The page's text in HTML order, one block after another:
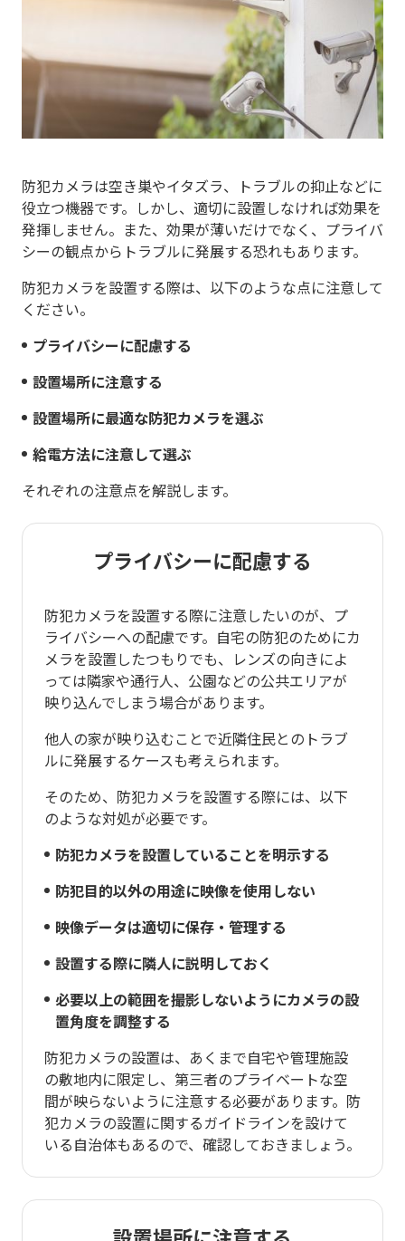
防犯カメラは空き巣やイタズラ、トラブルの抑止などに
役立つ機器です。しかし、適切に設置しなければ効果を
発揮しません。また、効果が薄いだけでなく、プライバ
シーの観点からトラブルに発展する恐れもあります。
防犯カメラを設置する際は、以下のような点に注意して
ください。
プライバシーに配慮する
設置場所に注意する
設置場所に最適な防犯カメラを選ぶ
給電方法に注意して選ぶ
それぞれの注意点を解説します。
プライバシーに配慮する
防犯カメラを設置する際に注意したいのが、プ
ライバシーへの配慮です。自宅の防犯のためにカ
メラを設置したつもりでも、レンズの向きによ
っては隣家や通行人、公園などの公共エリアが
映り込んでしまう場合があります。
他人の家が映り込むことで近隣住民とのトラブ
ルに発展するケースも考えられます。
そのため、防犯カメラを設置する際には、以下
のような対処が必要です。
防犯カメラを設置していることを明示する
防犯目的以外の用途に映像を使用しない
映像データは適切に保存・管理する
設置する際に隣人に説明しておく
必要以上の範囲を撮影しないようにカメラの設
置角度を調整する
防犯カメラの設置は、あくまで自宅や管理施設
の敷地内に限定し、第三者のプライベートな空
間が映らないように注意する必要があります。防
犯カメラの設置に関するガイドラインを設けて
いる自治体もあるので、確認しておきましょう。